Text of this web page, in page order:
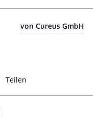
von Cureus GmbH
Teilen